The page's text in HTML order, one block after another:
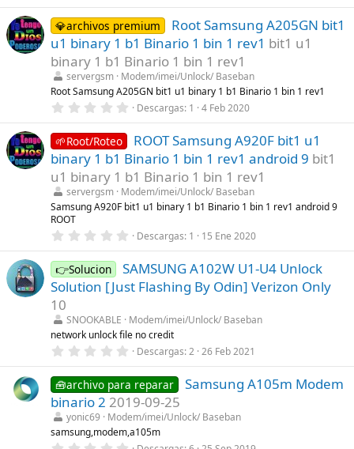
l
l
a
(
s
)
0
0
e
s
t
r
e
l
a
(
💎archivos premium
Root Samsung A205GN bit1
u1 binary 1 b1 Binario 1 bin 1 rev1 bit1 u1
binary 1 b1 Binario 1 bin 1 rev1
servergsm Modem/imei/Unlock/ Baseban
Root Samsung A205GN bit1 u1 binary 1 b1 Binario 1 bin 1 rev1
0
0
0
e
s
t
r
e
l
s
)
Descargas 1 4 Feb 2020
🌱Root/Roteo
ROOT Samsung A920F bit1 u1
binary 1 b1 Binario 1 bin 1 rev1 android 9 bit1
u1 binary 1 b1 Binario 1 bin 1 rev1
servergsm Modem/imei/Unlock/ Baseban
Samsung A920F bit1 u1 binary 1 b1 Binario 1 bin 1 rev1 android 9
ROOT
0
0
0
e
s
e
l
a
(
s
)
Descargas 1 15 Ene 2020
👉Solucion
SAMSUNG A102W U1-U4 Unlock
Solution [Just Flashing By Odin] Verizon Only
10
SNOOKABLE
Modem/imei/Unlock/ Baseban
network unlock file no credit
0
0
0
e
s
t
r
e
Descargas 2 26 Feb 2021
🧰archivo para reparar
Samsung A105m Modem
binario 2 2019-09-25
yonic69
Modem/imei/Unlock/ Baseban
samsung,modem,a105m